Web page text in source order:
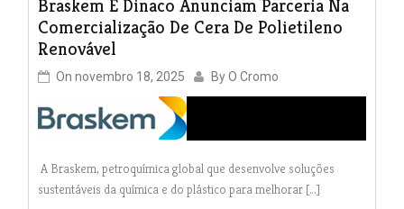
Braskem E Dinaco Anunciam Parceria Na
Comercialização De Cera De Polietileno
Renovável
On novembro 18, 2025 ByO Cromo
A Braskem, petroquímica global que desenvolve soluções
sustentáveis da química e do plástico para melhorar […]